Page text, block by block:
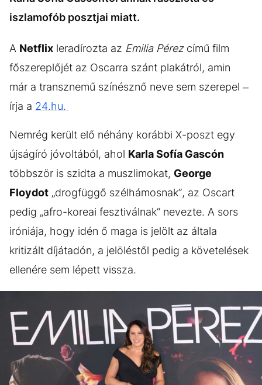
iszlamofób posztjai miatt.
A Netflix leradírozta az Emilia Pérezcímű film
főszereplőjét az Oscarra szánt plakátról, amin
már a transznemű színésznő neve sem szerepel –
írja a 24.hu.
Nemrég került elő néhány korábbi X-poszt egy
újságíró jóvoltából, ahol Karla Sofía Gascón
többször is szidta a muszlimokat, George
Floydot „drogfüggő szélhámosnak”, az Oscart
pedig „afro-koreai fesztiválnak” nevezte. A sors
iróniája, hogy idén ő maga is jelölt az általa
kritizált díjátadón, a jelöléstől pedig a követelések
ellenére sem lépett vissza.